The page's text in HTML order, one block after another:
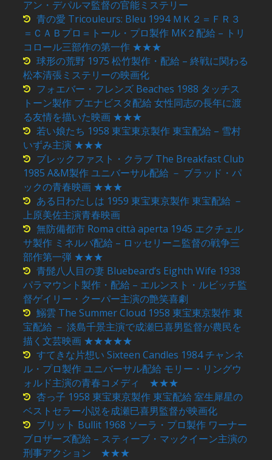
アン・デパルマ監督の官能ミステリー
青の愛 Tricouleurs: Bleu 1994 ＭＫ２＝ＦＲ３
＝ＣＡＢプロ＝トール・プロ製作 MK２配給 – トリ
コロール三部作の第一作 ★★★
球形の荒野 1975 松竹製作・配給 – 終戦に関わる
松本清張ミステリーの映画化
フォエバー・フレンズ Beaches 1988 タッチス
トーン製作 ブエナビスタ配給 女性同志の長年に渡
る友情を描いた映画 ★★★
若い娘たち 1958 東宝東京製作 東宝配給 – 雪村
いずみ主演 ★★★
ブレックファスト・クラブ The Breakfast Club
1985 A&M製作 ユニバーサル配給 － ブラッド・パ
ックの青春映画 ★★★
ある日わたしは 1959 東宝東京製作 東宝配給 －
上原美佐主演青春映画
無防備都市 Roma città aperta 1945 エクチェル
サ製作 ミネルバ配給 – ロッセリーニ監督の戦争三
部作第一弾 ★★★
青髭八人目の妻 Bluebeard’s Eighth Wife 1938
パラマウント製作・配給 – エルンスト・ルビッチ監
督ゲイリー・クーパー主演の艶笑喜劇
鰯雲 The Summer Cloud 1958 東宝東京製作 東
宝配給 － 淡島千景主演で成瀬巳喜男監督が農民を
描く文芸映画 ★★★★★
すてきな片想い Sixteen Candles 1984 チャンネ
ル・プロ製作 ユニバーサル配給 モリー・リングウ
ォルド主演の青春コメディ ★★★
杏っ子 1958 東宝東京製作 東宝配給 室生犀星の
ベストセラー小説を成瀬巳喜男監督が映画化
ブリット Bullit 1968 ソーラ・プロ製作 ワーナー
ブロザーズ配給 – スティーブ・マックイーン主演の
刑事アクション ★★★